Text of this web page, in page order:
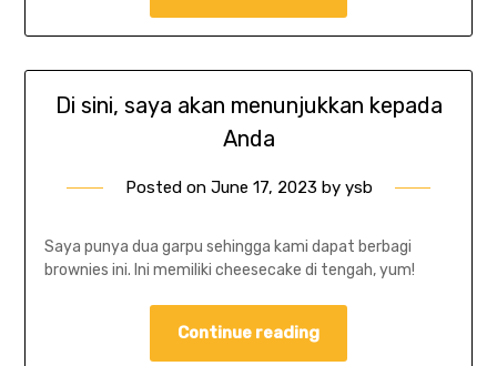
Di sini, saya akan menunjukkan kepada
Anda
Posted on June 17, 2023 by ysb
Saya punya dua garpu sehingga kami dapat berbagi
brownies ini. Ini memiliki cheesecake di tengah, yum!
Continue reading